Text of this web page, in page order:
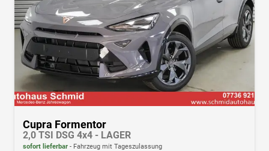
Cupra Formentor
2,0 TSI DSG 4x4 - LAGER
sofort lieferbar Fahrzeug mit Tageszulassung